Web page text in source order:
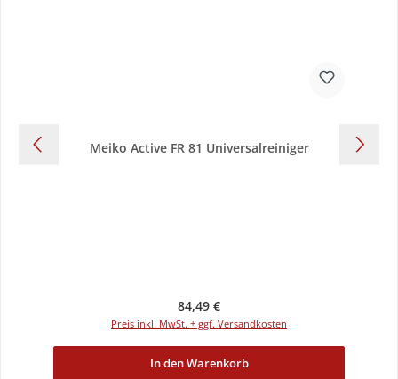
Meiko Active FR 81 Universalreiniger
Regulärer Preis:
84,49 €
Preis inkl. MwSt. + ggf. Versandkosten
In den Warenkorb